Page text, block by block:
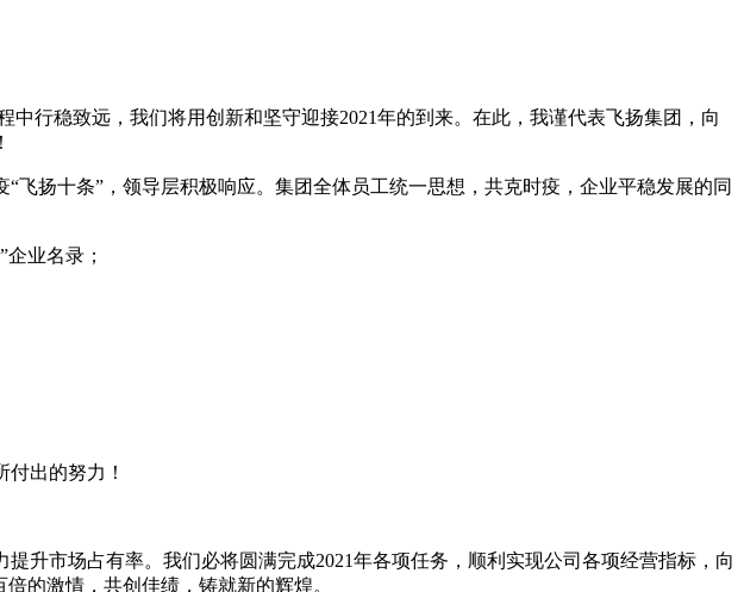
行稳致远，我们将用创新和坚守迎接2021年的到来。在此，我谨代表飞扬集团，向
扬十条”，领导层积极响应。集团全体员工统一思想，共克时疫，企业平稳发展的同
业名录；
付出的努力！
升市场占有率。我们必将圆满完成2021年各项任务，顺利实现公司各项经营指标，向
的激情，共创佳绩，铸就新的辉煌。